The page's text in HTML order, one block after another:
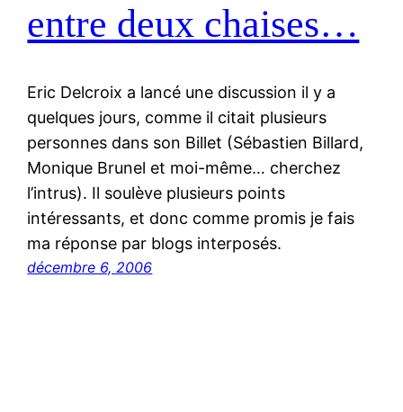
entre deux chaises…
Eric Delcroix a lancé une discussion il y a
quelques jours, comme il citait plusieurs
personnes dans son Billet (Sébastien Billard,
Monique Brunel et moi-même… cherchez
l’intrus). Il soulève plusieurs points
intéressants, et donc comme promis je fais
ma réponse par blogs interposés.
décembre 6, 2006